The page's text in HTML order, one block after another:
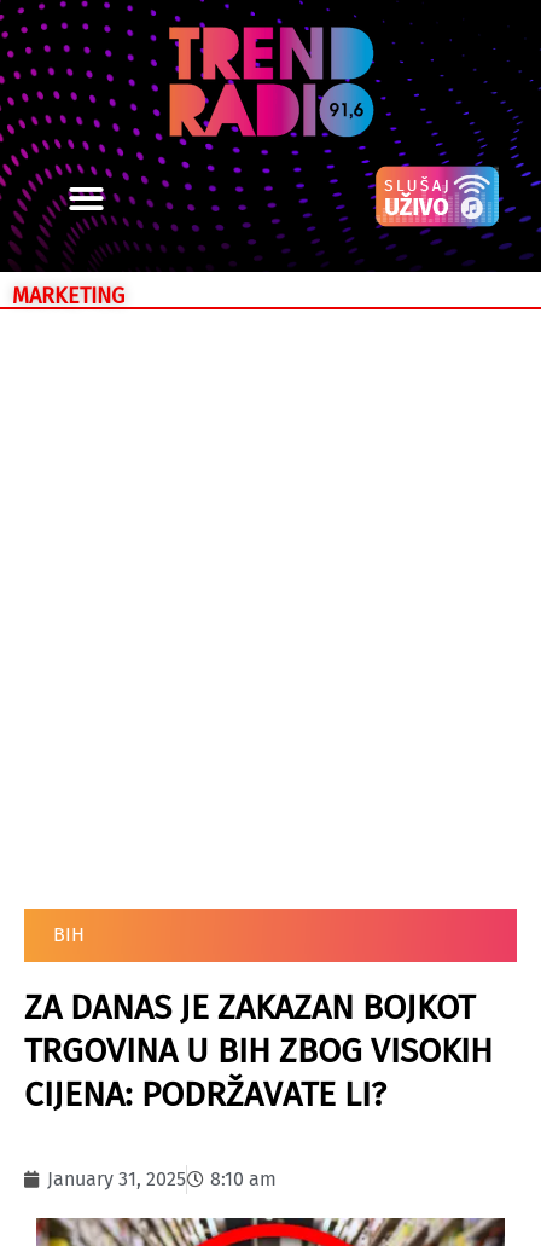
MARKETING
BIH
ZA DANAS JE ZAKAZAN BOJKOT
TRGOVINA U BIH ZBOG VISOKIH
CIJENA: PODRŽAVATE LI?
January 31, 2025 8:10 am